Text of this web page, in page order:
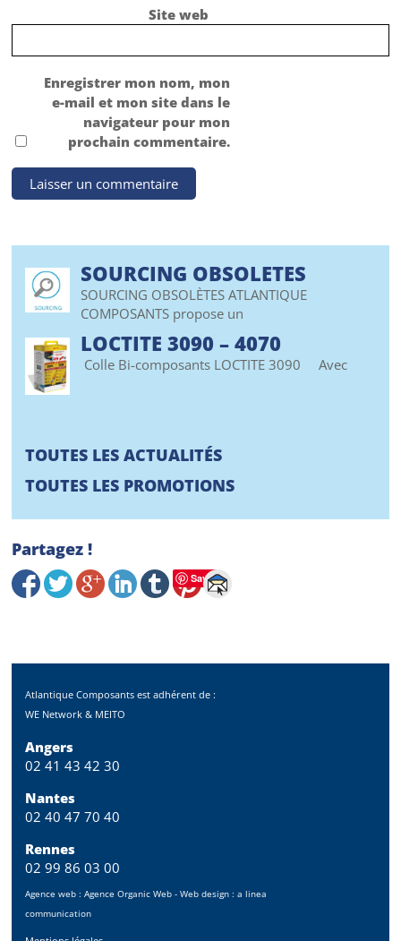
Site web
Enregistrer mon nom, mon
e-mail et mon site dans le
navigateur pour mon
prochain commentaire.
SOURCING OBSOLETES
SOURCING OBSOLÈTES ATLANTIQUE
COMPOSANTS propose un
LOCTITE 3090 – 4070
Colle Bi-composants LOCTITE 3090 Avec
TOUTES LES ACTUALITÉS
TOUTES LES PROMOTIONS
Partagez !
Save
Atlantique Composants est adhérent de :
WE Network & MEITO
Angers
02 41 43 42 30
Nantes
02 40 47 70 40
Rennes
02 99 86 03 00
Agence web :Agence Organic Web - Web design :a linea
communication